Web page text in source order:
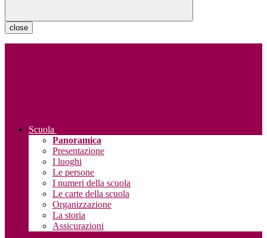
close
Scuola
Panoramica
Presentazione
I luoghi
Le persone
I numeri della scuola
Le carte della scuola
Organizzazione
La storia
Assicurazioni